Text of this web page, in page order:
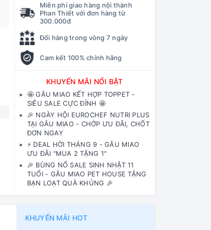
Miễn phí giao hàng nội thành
Phan Thiết với đơn hàng từ
300.000đ
Đổi hàng trong vòng 7 ngày
Cam kết 100% chính hãng
KHUYẾN MÃI NỔI BẬT
🤩 GÂU MIAO KẾT HỢP TOPPET -
SIÊU SALE CỰC ĐỈNH 🤩
🎉 NGÀY HỘI EUROCHEF NUTRI PLUS
TẠI GÂU MIAO - CHỚP ƯU ĐÃI, CHỐT
ĐƠN NGAY
⚡️ DEAL HỜI THÁNG 9 - GÂU MIAO
ƯU ĐÃI "MUA 2 TẶNG 1"
🎉 BÙNG NỔ SALE SINH NHẬT 11
TUỔI - GÂU MIAO PET HOUSE TẶNG
BẠN LOẠT QUÀ KHỦNG 🎉
KHUYẾN MÃI HOT